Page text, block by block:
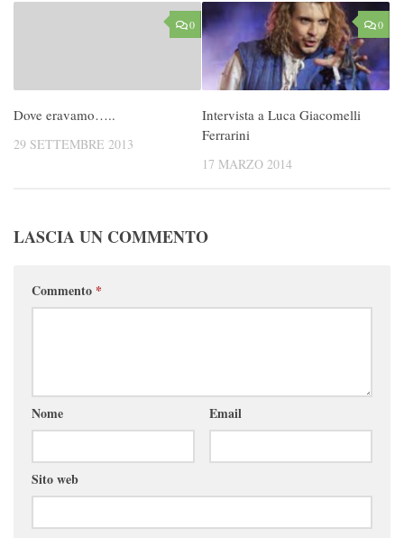
0
Dove eravamo…..
29 SETTEMBRE 2013
0
Intervista a Luca Giacomelli
Ferrarini
17 MARZO 2014
LASCIA UN COMMENTO
Commento *
Nome Email
Sito web